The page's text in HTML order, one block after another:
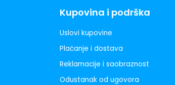
Kupovina i podrška
Uslovi kupovine
Plaćanje i dostava
Reklamacije i saobraznost
Odustanak od ugovora